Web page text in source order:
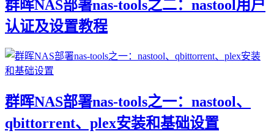
群晖NAS部署nas-tools之二：nastool用户
认证及设置教程
群晖NAS部署nas-tools之一：nastool、
qbittorrent、plex安装和基础设置